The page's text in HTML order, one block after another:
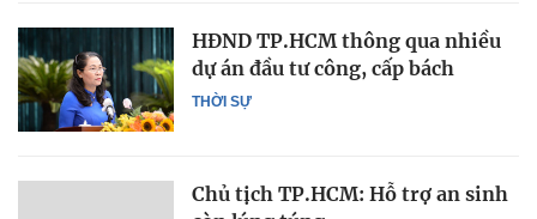
THỜI SỰ
HĐND TP.HCM thông qua nhiều
dự án đầu tư công, cấp bách
Chủ tịch TP.HCM: Hỗ trợ an sinh